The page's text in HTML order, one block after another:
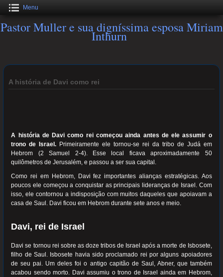
Menu
Pastor Muller e sua digníssima esposa Miriam
Inthurn
A história de Davi como rei
A história de Davi como rei começou ainda antes de ele assumir o
trono de Israel. Primeiramente ele tornou-se rei da tribo de Judá em
Hebrom (2 Samuel 2-4). Esse local ficava aproximadamente 50
quilômetros de Jerusalém, e passou a ser sua capital.
Como rei em Hebrom, Davi fez importantes alianças estratégicas. Aos
poucos ele começou a conquistar as principais lideranças de Israel. Com
isso, ele contornou a indisposição com muitos daqueles que apoiavam a
casa de Saul. Davi ficou em Hebrom durante sete anos e meio.
Davi, rei de Israel
Davi se tornou rei sobre as doze tribos de Israel após a morte de Isbosete,
filho de Saul. Isbosete havia sido proclamado rei por alguns apoiadores
de seu pai. Um deles foi o antigo capitão de Saul, Abner, que também
acabou sendo morto. Davi assumiu o trono de Israel ainda em Hebrom,